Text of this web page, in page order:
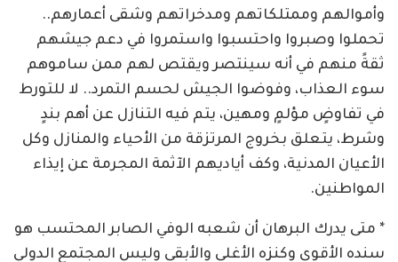
وأموالهم وممتلكاتهم ومدخراتهم وشقى أعمارهم..
تحملوا وصبروا واحتسبوا واستمروا في دعم جيشهم
ثقةً منهم في أنه سينتصر ويقتص لهم ممن ساموهم
سوء العذاب، وفوضوا الجيش لحسم التمرد.. لا للتورط
في تفاوضٍ مؤلمٍ ومهين، يتم فيه التنازل عن أهم بندٍ
وشرط، يتعلق بخروج المرتزقة من الأحياء والمنازل وكل
الأعيان المدنية، وكف أياديهم الآثمة المجرمة عن إيذاء
المواطنين.
* متى يدرك البرهان أن شعبه الوفي الصابر المحتسب هو
سنده الأقوى وكنزه الأغلى والأبقى وليس المجتمع الدولي